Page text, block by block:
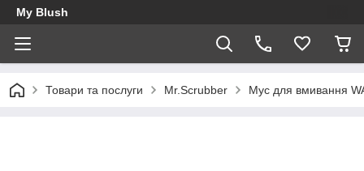
My Blush
Товари та послуги Mr.Scrubber Мус для вмивання